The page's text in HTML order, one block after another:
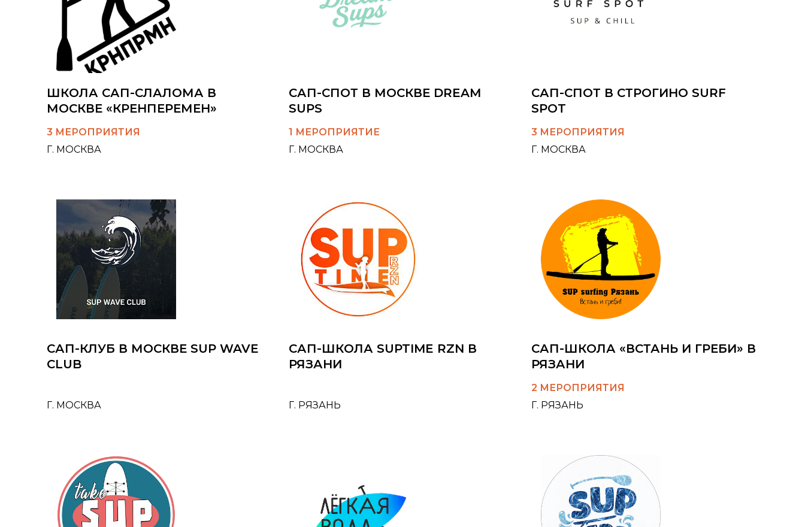
ШКОЛА САП-СЛАЛОМА В
МОСКВЕ «КРЕНПЕРЕМЕН»
3 МЕРОПРИЯТИЯ
Г. МОСКВА
САП-СПОТ В МОСКВЕ DREAM
SUPS
1 МЕРОПРИЯТИЕ
Г. МОСКВА
САП-СПОТ В СТРОГИНО SURF
SPOT
3 МЕРОПРИЯТИЯ
Г. МОСКВА
САП-КЛУБ В МОСКВЕ SUP WAVE
CLUB
Г. МОСКВА
САП-ШКОЛА SUPTIME RZN В
РЯЗАНИ
Г. РЯЗАНЬ
САП-ШКОЛА «ВСТАНЬ И ГРЕБИ» В
РЯЗАНИ
2 МЕРОПРИЯТИЯ
Г. РЯЗАНЬ